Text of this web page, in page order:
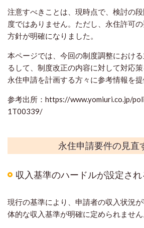
注意すべきことは、現時点で、検討の
度ではありません。ただし、永住許可
方針が明確になりました。
本ページでは、今回の制度調整におけ
るして、制度改正の内容に対して対応
永住申請を計画する方々に参考情報を提
参考出所：https://www.yomiuri.co.jp/
1T00339/
永住申請要件の見直
収入基準のハードルが設定さ
現行の基準により、申請者の収入状況
体的な収入基準が明確に定められません